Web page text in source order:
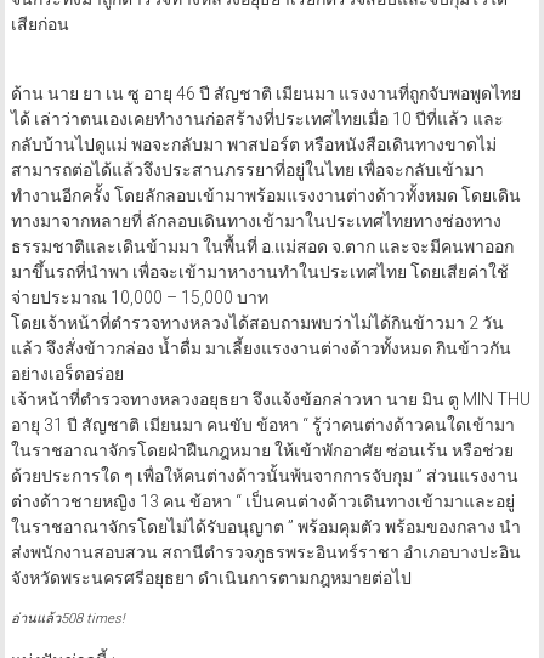
เสียก่อน
ด้าน นาย ยา เน ซู อายุ 46 ปี สัญชาติ เมียนมา แรงงานที่ถูกจับพอพูดไทย
ได้ เล่าว่าตนเองเคยทำงานก่อสร้างที่ประเทศไทยเมื่อ 10 ปีที่แล้ว และ
กลับบ้านไปดูแม่ พอจะกลับมา พาสปอร์ต หรือหนังสือเดินทางขาดไม่
สามารถต่อได้แล้วจึงประสานภรรยาที่อยู่ในไทย เพื่อจะกลับเข้ามา
ทำงานอีกครั้ง โดยลักลอบเข้ามาพร้อมแรงงานต่างด้าวทั้งหมด โดยเดิน
ทางมาจากหลายที่ ลักลอบเดินทางเข้ามาในประเทศไทยทางช่องทาง
ธรรมชาติและเดินข้ามมา ในพื้นที่ อ.แม่สอด จ.ตาก และจะมีคนพาออก
มาขึ้นรถที่นำพา เพื่อจะเข้ามาหางานทำในประเทศไทย โดยเสียค่าใช้
จ่ายประมาณ 10,000 – 15,000 บาท
โดยเจ้าหน้าที่ตำรวจทางหลวงได้สอบถามพบว่าไม่ได้กินข้าวมา 2 วัน
แล้ว จึงสั่งข้าวกล่อง น้ำดื่ม มาเลี้ยงแรงงานต่างด้าวทั้งหมด กินข้าวกัน
อย่างเอร็ดอร่อย
เจ้าหน้าที่ตำรวจทางหลวงอยุธยา จึงแจ้งข้อกล่าวหา นาย มิน ตู MIN THU
อายุ 31 ปี สัญชาติ เมียนมา คนขับ ข้อหา “ รู้ว่าคนต่างด้าวคนใดเข้ามา
ในราชอาณาจักรโดยฝ่าฝืนกฎหมาย ให้เข้าพักอาศัย ซ่อนเร้น หรือช่วย
ด้วยประการใด ๆ เพื่อให้คนต่างด้าวนั้นพ้นจากการจับกุม ” ส่วนแรงงาน
ต่างด้าวชายหญิง 13 คน ข้อหา “ เป็นคนต่างด้าวเดินทางเข้ามาและอยู่
ในราชอาณาจักรโดยไม่ได้รับอนุญาต ” พร้อมคุมตัว พร้อมของกลาง นำ
ส่งพนักงานสอบสวน สถานีตำรวจภูธรพระอินทร์ราชา อำเภอบางปะอิน
จังหวัดพระนครศรีอยุธยา ดำเนินการตามกฎหมายต่อไป
อ่านแล้ว508 times!